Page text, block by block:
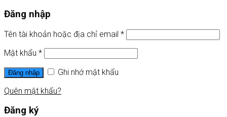
Đăng nhập
Tên tài khoản hoặc địa chỉ email *
Mật khẩu *
Đăng nhập
Ghi nhớ mật khẩu
Quên mật khẩu?
Đăng ký